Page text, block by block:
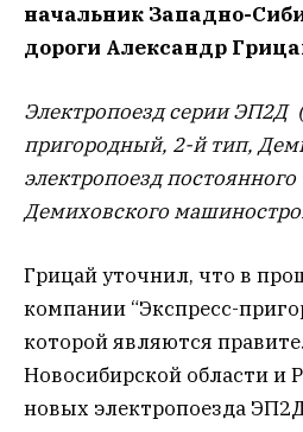
начальник Западно-
дороги Александр
Электропоезд серии ЭП2Д
пригородный, 2-й тип,
электропоезд
Демиховского
Грицай уточнил, что в
компании “Экспресс-
которой являются
Новосибирской области
новых электропоезда